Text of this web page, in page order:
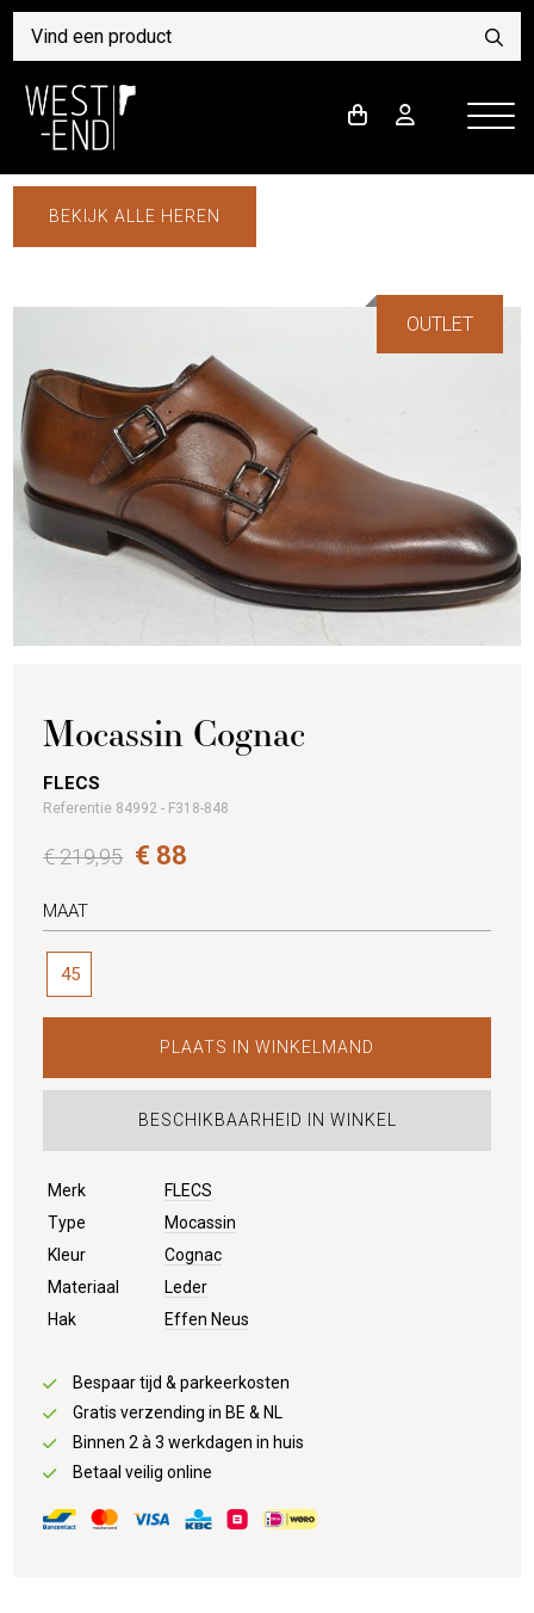
BEKIJK ALLE HEREN
OUTLET
Mocassin Cognac
FLECS
Referentie 84992 - F318-848
€ 219,95 € 88
MAAT
45
PLAATS IN WINKELMAND
BESCHIKBAARHEID IN WINKEL
Merk
FLECS
Type
Mocassin
Kleur
Cognac
Materiaal
Leder
Hak
Effen Neus
Bespaar tijd & parkeerkosten
Gratis verzending in BE & NL
Binnen 2 à 3 werkdagen in huis
Betaal veilig online